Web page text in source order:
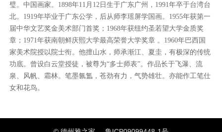
璧。中国画家。1898年11月12日生于广东广州，1991年卒于台湾台
北。1919年毕业于广东公学，后从师李瑶屏学国画。1955年获第一
届中华文艺奖金美术部门首奖；1968年获纽约圣若望大学金质奖
章；1971年获南朝鲜庆熙大学最高荣誉大学奖章 。1960年巴西国
家美术院授以院士衔。他擅山水，师承渐江、夏圭，有极深的传统
功底。曾设白云堂授徒，被尊为“多士师表”。作品长于飞瀑、流
泉、风帆、霜林。笔墨氤氲，苍劲有力，气势雄壮。亦能作工笔仕
女和花鸟。